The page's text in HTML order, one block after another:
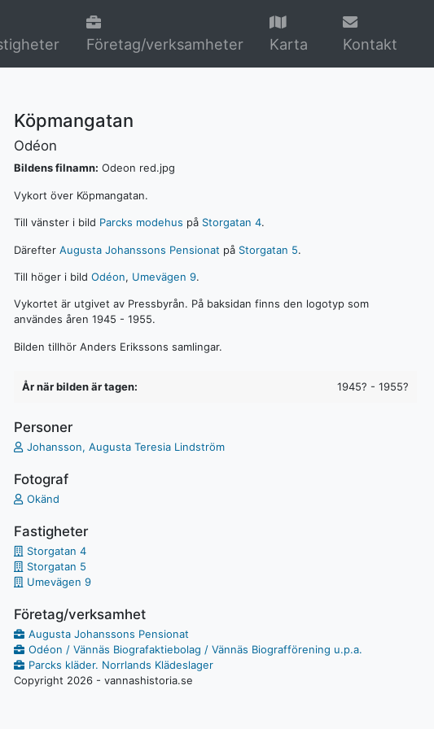
Företag/verksamheter Karta Kontakt
Köpmangatan
Odéon
Bildens filnamn: Odeon red.jpg
Vykort över Köpmangatan.
Till vänster i bild Parcks modehus på Storgatan 4.
DärefterAugusta Johanssons Pensionat på Storgatan 5.
Till höger i bildOdéon, Umevägen 9.
Vykortet är utgivet av Pressbyrån. På baksidan finns den logotyp som
användes åren 1945 - 1955.
Bilden tillhör Anders Erikssons samlingar.
År när bilden är tagen: 1945? - 1955?
Personer
Johansson, Augusta Teresia Lindström
Fotograf
Okänd
Fastigheter
Storgatan 4
Storgatan 5
Umevägen 9
Företag/verksamhet
Augusta Johanssons Pensionat
Odéon / Vännäs Biografaktiebolag / Vännäs Biografförening u.p.a.
Parcks kläder. Norrlands Klädeslager
Copyright 2026 - vannashistoria.se